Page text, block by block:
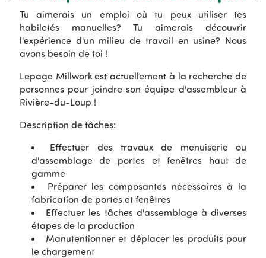
Tu aimerais un emploi où tu peux utiliser tes
habiletés manuelles? Tu aimerais découvrir
l'expérience d'un milieu de travail en usine? Nous
avons besoin de toi !
Lepage Millwork est actuellement à la recherche de
personnes pour joindre son équipe d'assembleur à
Rivière-du-Loup !
Description de tâches:
Effectuer des travaux de menuiserie ou
d'assemblage de portes et fenêtres haut de
gamme
Préparer les composantes nécessaires à la
fabrication de portes et fenêtres
Effectuer les tâches d'assemblage à diverses
étapes de la production
Manutentionner et déplacer les produits pour
le chargement